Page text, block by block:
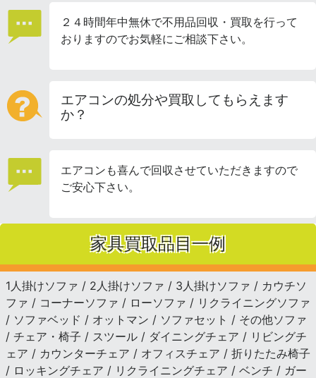
２４時間年中無休で不用品回収・買取を行って
おりますのでお気軽にご相談下さい。
エアコンの処分や買取してもらえます
か？
エアコンも喜んで回収させていただきますので
ご安心下さい。
家具買取品目一例
1人掛けソファ / 2人掛けソファ / 3人掛けソファ / カウチソ
ファ / コーナーソファ / ローソファ / リクライニングソファ
/ ソファベッド / オットマン / ソファセット / その他ソファ
/ チェア・椅子 / スツール / ダイニングチェア / リビングチ
ェア / カウンターチェア / オフィスチェア / 折りたたみ椅子
/ ロッキングチェア / リクライニングチェア / ベンチ / ガー